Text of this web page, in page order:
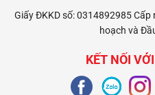
Giấy ĐKKD số: 0314892985
hoạch và
KẾT NỐI